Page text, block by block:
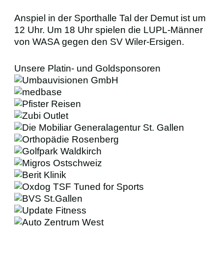
Anspiel in der Sporthalle Tal der Demut ist um
12 Uhr. Um 18 Uhr spielen die LUPL-Männer
von WASA gegen den SV Wiler-Ersigen.
Unsere Platin- und Goldsponsoren